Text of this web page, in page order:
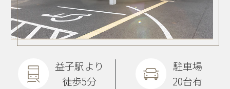
益子駅より
徒歩5分
駐車場
20台有